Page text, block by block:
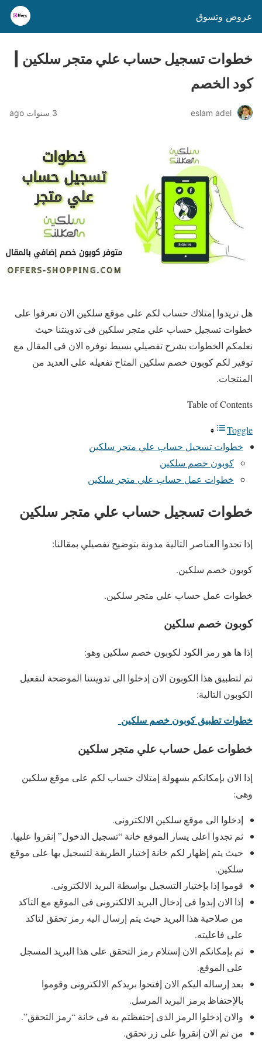
عروض وتسوق
خطوات تسجيل حساب علي متجر سلكين |
كود الخصم
eslam adel 3 سنوات ago
هل تريدوا إمتلاك حساب لكم على موقع سلكين الان تعرفوا على
خطوات تسجيل حساب علي متجر سلكين فى تدوينتنا حيث
نعلمكم الخطوات بشرح تفصيلي بسيط نوفره الان فى المقال مع
توفير لكم كوبون خصم سلكين المتاح تفعيله على العديد من
المنتجات.
Table of Contents
Toggle
خطوات تسجيل حساب علي متجر سلكين
كوبون خصم سلكين
خطوات عمل حساب علي متجر سلكين
خطوات تسجيل حساب علي متجر سلكين
إذا تجدوا العناصر التالية مدونة بتوضيح تفصيلي بمقالنا:
كوبون خصم سلكين.
خطوات عمل حساب علي متجر سلكين.
كوبون خصم سلكين
إذا ها هو رمز الكود لكوبون خصم سلكين وهو:
ثم لتطبيق هذا الكوبون الان إدخلوا الى تدوينتنا الموضحة لتفعيل
الكوبون التالية:
خطوات تطبيق كوبون خصم سلكين
خطوات عمل حساب علي متجر سلكين
إذا الان بإمكانكم بسهولة إمتلاك حساب لكم على موقع سلكين
وهى:
إدخلوا الى موقع سلكين الالكترونى.
ثم تجدوا اعلى يسار الموقع خانة “تسجيل الدخول” إنقروا عليها.
حيث يتم إظهار لكم خانة إختيار الطريقة لتسجيل بها على موقع
سلكين.
قوموا إذا بإختيار التسجيل بواسطة البريد الالكترونى.
إذا الان إبدوا فى إدخال البريد الالكترونى فى الموقع مع التاكد
من صلاحية هذا البريد حيث يتم إرسال اليه رمز تحقق لتاكد
على فاعليته.
ثم بإمكانكم الان إستلام رمز التحقق على هذا البريد المسجل
على الموقع.
بعد إرساله اليكم الان إفتحوا بريدكم الالكترونى وقوموا
بالإحتفاظ برمز البريد المرسل.
والان إدخلوا الرمز الذى إحتفظتم به فى خانة “رمز التحقق”.
من ثم الان إنقروا على زر تحقق.